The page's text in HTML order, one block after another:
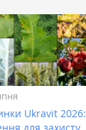
Ukravit 2026: